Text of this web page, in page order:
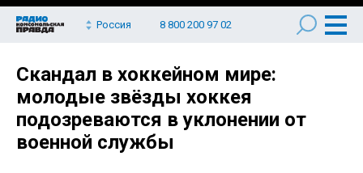
Россия 8 800 200 97 02
Скандал в хоккейном мире:
молодые звёзды хоккея
подозреваются в уклонении от
военной службы